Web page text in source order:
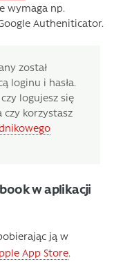
wymaga np.
Autheniticator.
został
loginu i hasła.
logujesz się
korzystasz
w aplikacji
ją w
App Store.